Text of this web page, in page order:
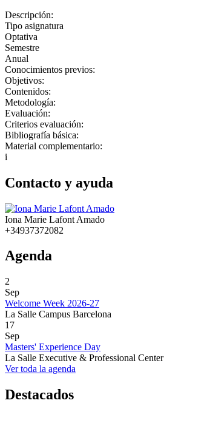
Descripción:
Tipo asignatura
Optativa
Semestre
Anual
Conocimientos previos:
Objetivos:
Contenidos:
Metodología:
Evaluación:
Criterios evaluación:
Bibliografía básica:
Material complementario:
i
Contacto y ayuda
Iona Marie Lafont Amado
+34937372082
Agenda
2
Sep
Welcome Week 2026-27
La Salle Campus Barcelona
17
Sep
Masters' Experience Day
La Salle Executive & Professional Center
Ver toda la agenda
Destacados